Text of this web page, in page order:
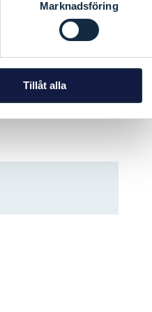
Marknadsföring
Tillåt alla